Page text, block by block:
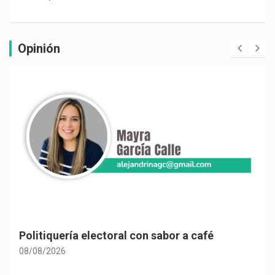
Opinión
Politiquería electoral con sabor a café
08/08/2026